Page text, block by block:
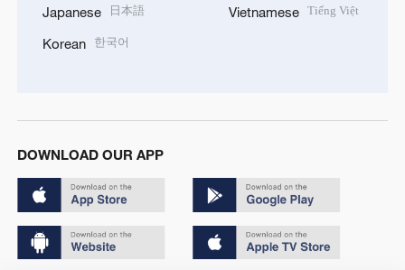
Japanese 日本語
Korean 한국어
Vietnamese Tiếng Việt
DOWNLOAD OUR APP